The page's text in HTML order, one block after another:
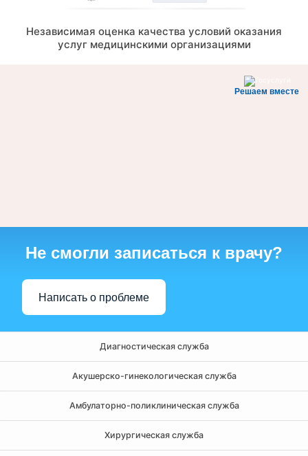
Независимая оценка качества условий оказания
услуг медицинскими организациями
Решаем вместе
Не смогли записаться к врачу?
Написать о проблеме
Диагностическая служба
Акушерско-гинекологическая служба
Амбулаторно-поликлиническая служба
Хирургическая служба